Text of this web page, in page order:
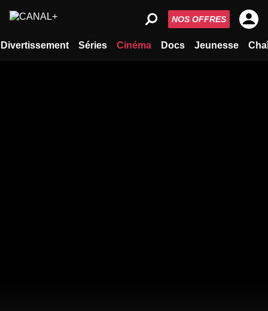
Divertissement Séries Cinéma Docs Jeunesse
NOS OFFRES